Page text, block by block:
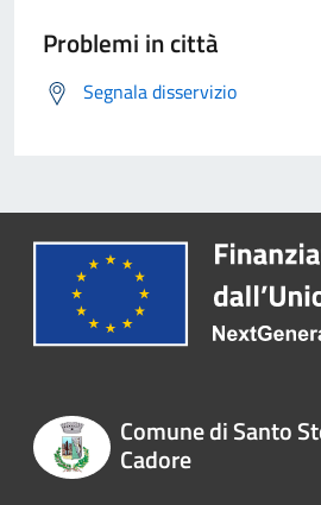
Problemi in città
Segnala disservizio
Comune di Santo
Cadore